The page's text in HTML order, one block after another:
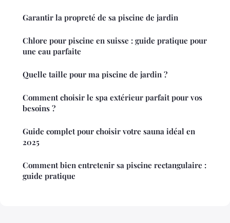
Garantir la propreté de sa piscine de jardin
Chlore pour piscine en suisse : guide pratique pour
une eau parfaite
Quelle taille pour ma piscine de jardin ?
Comment choisir le spa extérieur parfait pour vos
besoins ?
Guide complet pour choisir votre sauna idéal en
2025
Comment bien entretenir sa piscine rectangulaire :
guide pratique